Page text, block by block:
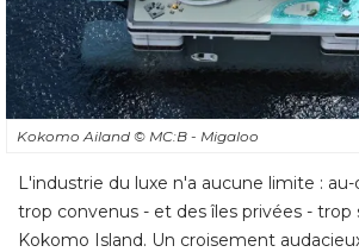
Kokomo Ailand © MC:B - Migaloo
L'industrie du luxe n'a aucune limite :
trop convenus - et des îles privées - trop
Kokomo Island. Un croisement